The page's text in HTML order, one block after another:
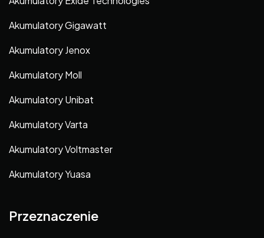
Akumulatory Gigawatt
Akumulatory Jenox
Akumulatory Moll
Akumulatory Unibat
Akumulatory Varta
Akumulatory Voltmaster
Akumulatory Yuasa
Przeznaczenie